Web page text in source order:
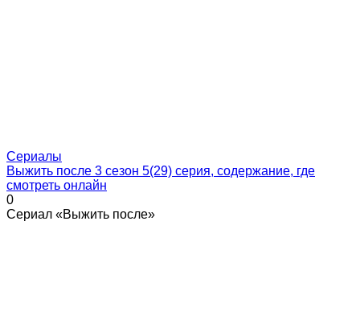
Сериалы
Выжить после 3 сезон 5(29) серия, содержание, где
смотреть онлайн
0
Сериал «Выжить после»